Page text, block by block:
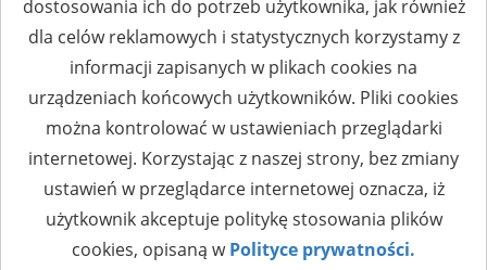
dostosowania ich do potrzeb użytkownika, jak również
dla celów reklamowych i statystycznych korzystamy z
informacji zapisanych w plikach cookies na
urządzeniach końcowych użytkowników. Pliki cookies
można kontrolować w ustawieniach przeglądarki
internetowej. Korzystając z naszej strony, bez zmiany
ustawień w przeglądarce internetowej oznacza, iż
użytkownik akceptuje politykę stosowania plików
cookies, opisaną wPolityce prywatności.